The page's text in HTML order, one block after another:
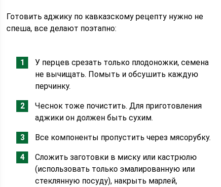
Готовить аджику по кавказскому рецепту нужно не
спеша, все делают поэтапно:
У перцев срезать только плодоножки, семена
не вычищать. Помыть и обсушить каждую
перчинку.
Чеснок тоже почистить. Для приготовления
аджики он должен быть сухим.
Все компоненты пропустить через мясорубку.
Сложить заготовки в миску или кастрюлю
(использовать только эмалированную или
стеклянную посуду), накрыть марлей,